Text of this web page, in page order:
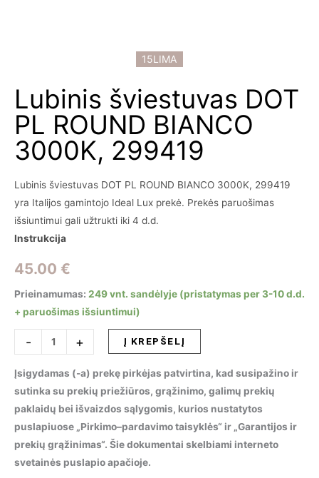
15LIMA
Lubinis šviestuvas DOT
PL ROUND BIANCO
3000K, 299419
Lubinis šviestuvas DOT PL ROUND BIANCO 3000K, 299419
yra Italijos gamintojo Ideal Lux prekė. Prekės paruošimas
išsiuntimui gali užtrukti iki 4 d.d.
Instrukcija
45.00 €
Prieinamumas: 249 vnt. sandėlyje (pristatymas per 3-10 d.d.
+ paruošimas išsiuntimui)
-
produkto
kiekis:
Lubinis
šviestuvas
DOT
PL
ROUND
BIANCO
+ Į KREPŠELĮ
Įsigydamas (-a) prekę pirkėjas patvirtina, kad susipažino ir
sutinka su prekių priežiūros, grąžinimo, galimų prekių
paklaidų bei išvaizdos sąlygomis, kurios nustatytos
puslapiuose „Pirkimo–pardavimo taisyklės“ ir „Garantijos ir
prekių grąžinimas“. Šie dokumentai skelbiami interneto
svetainės puslapio apačioje.